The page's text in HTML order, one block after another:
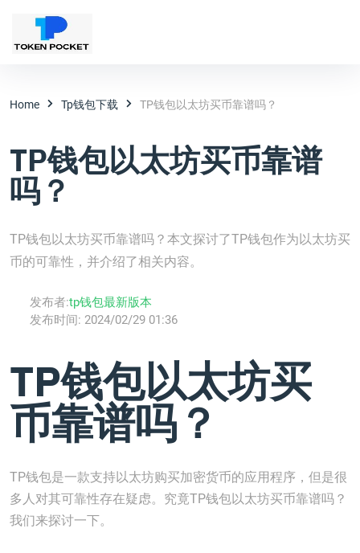
Home Tp钱包下载 TP钱包以太坊买币靠谱吗？
TP钱包以太坊买币靠谱
吗？
TP钱包以太坊买币靠谱吗？本文探讨了TP钱包作为以太坊买
币的可靠性，并介绍了相关内容。
发布者:tp钱包最新版本
发布时间: 2024/02/29 01:36
TP钱包以太坊买
币靠谱吗？
TP钱包是一款支持以太坊购买加密货币的应用程序，但是很
多人对其可靠性存在疑虑。究竟TP钱包以太坊买币靠谱吗？
我们来探讨一下。